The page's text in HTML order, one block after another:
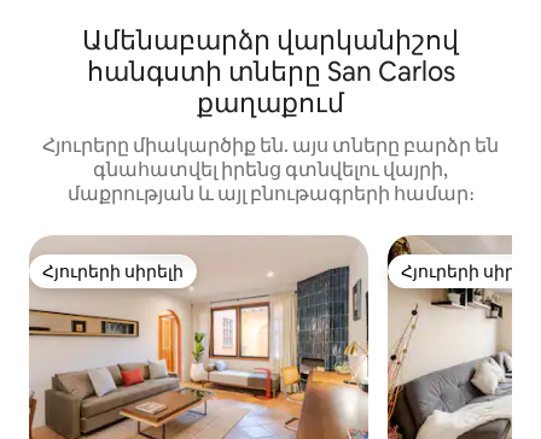
Ամենաբարձր վարկանիշով
հանգստի տները San Carlos
քաղաքում
Հյուրերը միակարծիք են. այս տները բարձր են
գնահատվել իրենց գտնվելու վայրի,
մաքրության և այլ բնութագրերի համար։
Հյուրերի սիրելի
Հյուրերի սիրելի Հյուրերի
Հյուրերի